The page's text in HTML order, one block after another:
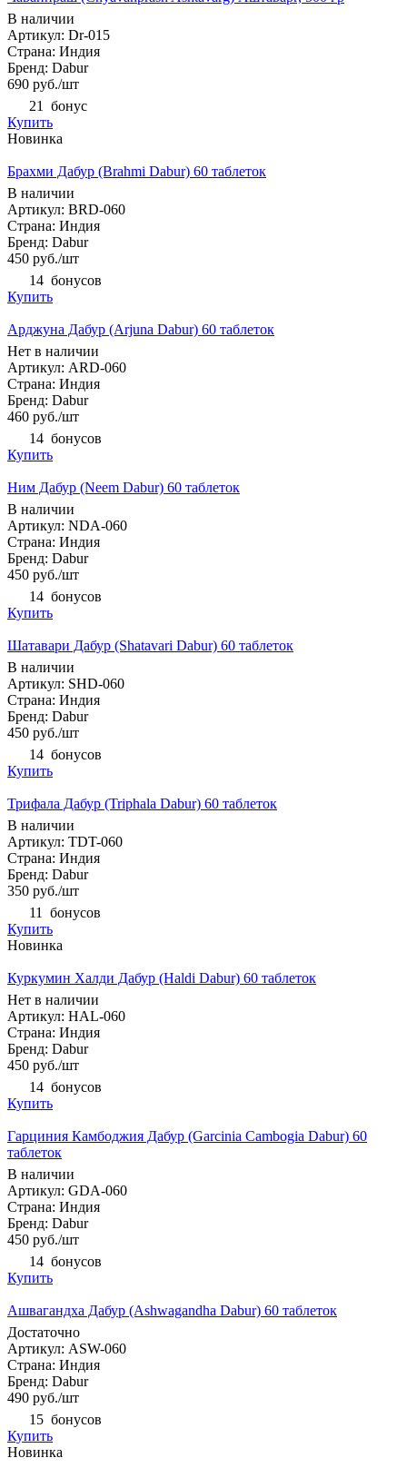
В наличии
Артикул: Dr-015
Страна: Индия
Бренд: Dabur
690 руб./шт
21 бонус
Купить
Новинка
Брахми Дабур (Brahmi Dabur) 60 таблеток
В наличии
Артикул: BRD-060
Страна: Индия
Бренд: Dabur
450 руб./шт
14 бонусов
Купить
Арджуна Дабур (Arjuna Dabur) 60 таблеток
Нет в наличии
Артикул: ARD-060
Страна: Индия
Бренд: Dabur
460 руб./шт
14 бонусов
Купить
Ним Дабур (Neem Dabur) 60 таблеток
В наличии
Артикул: NDA-060
Страна: Индия
Бренд: Dabur
450 руб./шт
14 бонусов
Купить
Шатавари Дабур (Shatavari Dabur) 60 таблеток
В наличии
Артикул: SHD-060
Страна: Индия
Бренд: Dabur
450 руб./шт
14 бонусов
Купить
Трифала Дабур (Triphala Dabur) 60 таблеток
В наличии
Артикул: TDT-060
Страна: Индия
Бренд: Dabur
350 руб./шт
11 бонусов
Купить
Новинка
Куркумин Халди Дабур (Haldi Dabur) 60 таблеток
Нет в наличии
Артикул: HAL-060
Страна: Индия
Бренд: Dabur
450 руб./шт
14 бонусов
Купить
Гарциния Камбоджия Дабур (Garcinia Cambogia Dabur) 60
таблеток
В наличии
Артикул: GDA-060
Страна: Индия
Бренд: Dabur
450 руб./шт
14 бонусов
Купить
Ашвагандха Дабур (Ashwagandha Dabur) 60 таблеток
Достаточно
Артикул: ASW-060
Страна: Индия
Бренд: Dabur
490 руб./шт
15 бонусов
Купить
Новинка